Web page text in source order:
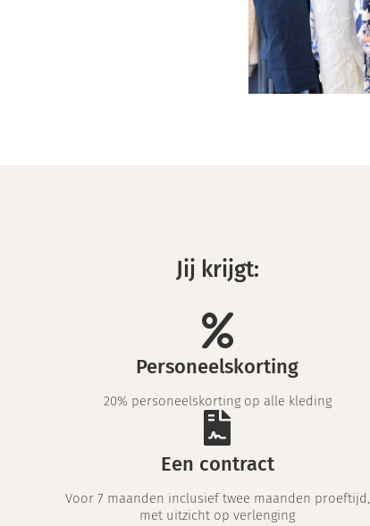
Jij krijgt:
Personeelskorting
20% personeelskorting op alle kleding
Een contract
Voor 7 maanden inclusief twee maanden proeftijd,
met uitzicht op verlenging